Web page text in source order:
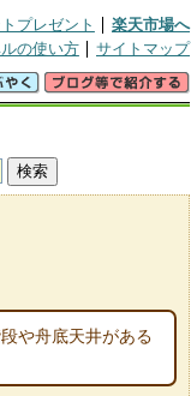
プレゼント
楽天市場へ
の使い方 サイトマップ
や舟底天井がある